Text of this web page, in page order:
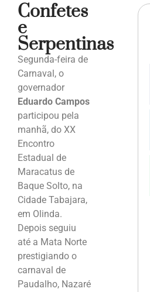
Confetes
e
Serpentinas
Segunda-feira de
Carnaval, o
governador
Eduardo Campos
participou pela
manhã, do XX
Encontro
Estadual de
Maracatus de
Baque Solto, na
Cidade Tabajara,
em Olinda.
Depois seguiu
até a Mata Norte
prestigiando o
carnaval de
Paudalho, Nazaré